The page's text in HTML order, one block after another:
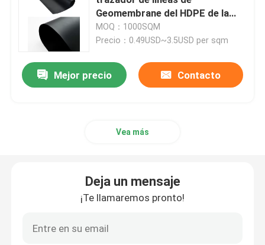
HDPE Geocell
Bolsas de arena de Geofabric
El HDPE texturizó Geomembrane
Geomembrane del HDPE de la
charca de agua
MOQ：1000SQM
Precio：0.49USD~3.5USD per sqm
Mejor precio Contacto
Vea más
Deja un mensaje
¡Te llamaremos pronto!